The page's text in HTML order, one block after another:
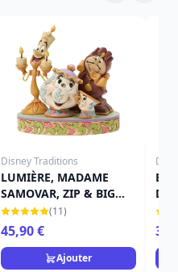
Disney Traditions
LUMIÈRE, MADAME
SAMOVAR, ZIP & BIG
BEN – DISNEY
TRADITIONS
(11)
45,90 €
Ajouter